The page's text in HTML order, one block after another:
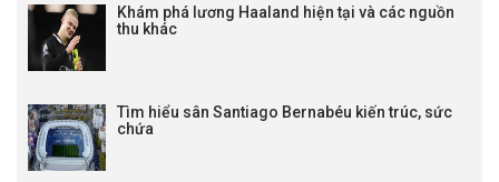
Khám phá lương Haaland hiện tại và các nguồn
thu khác
Tìm hiểu sân Santiago Bernabéu kiến trúc, sức
chứa